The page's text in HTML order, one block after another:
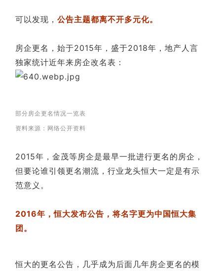
可以发现， 公告主题都离不开多元化。
房企更名，始于2015年，盛于2018年，地产人言
独家统计近年来房企改名表：
部分房企更名情况一览表
资料来源：网络公开资料
2015年，金茂等房企是最早一批进行更名的房企，
但要论谁引领更名潮流，行业龙头恒大一定是有示
范意义。
2016年，恒大发布公告，将名字更为中国恒大集
团。
恒大的更名公告，几乎成为后面几年房企更名的模